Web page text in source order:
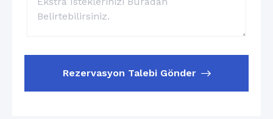
Rezervasyon Talebi Gönder